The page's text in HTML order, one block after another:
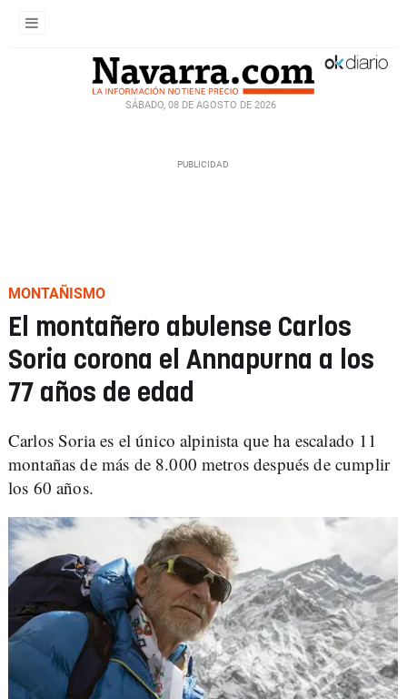
SÁBADO, 08 DE AGOSTO DE 2026
MONTAÑISMO
El montañero abulense Carlos
Soria corona el Annapurna a los
77 años de edad
Carlos Soria es el único alpinista que ha escalado 11
montañas de más de 8.000 metros después de cumplir
los 60 años.